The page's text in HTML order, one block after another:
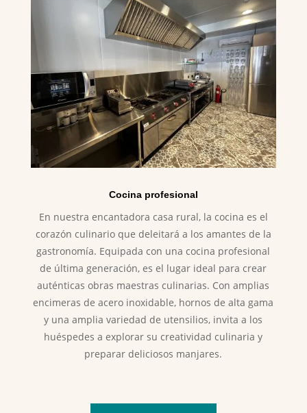
Cocina profesional
En nuestra encantadora casa rural, la cocina es el
corazón culinario que deleitará a los amantes de la
gastronomía. Equipada con una cocina profesional
de última generación, es el lugar ideal para crear
auténticas obras maestras culinarias. Con amplias
encimeras de acero inoxidable, hornos de alta gama
y una amplia variedad de utensilios, invita a los
huéspedes a explorar su creatividad culinaria y
preparar deliciosos manjares.